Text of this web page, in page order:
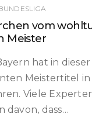
vom
Meister
hat in dieser
Meistertitel in
Viele
davon, dass…